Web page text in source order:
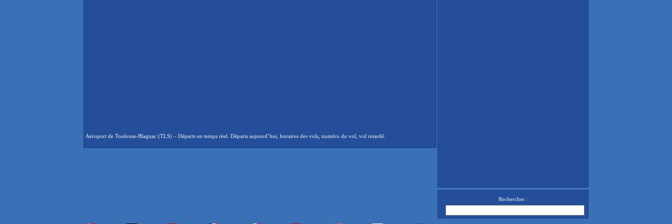
Aéroport de Toulouse-Blagnac (TLS) – Départs en temps réel. Départs aujourd’hui, horaires des vols, numéro du vol, vol retardé.
Rechercher :